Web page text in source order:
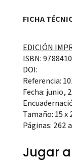
FICHA
EDICIÓN
ISBN:
DOI:
Referencia:
Fecha: junio,
Tamaño: 15 x
Páginas: 262
Jugar